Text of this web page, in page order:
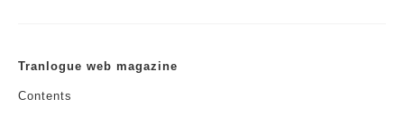
Tranlogue web magazine
Contents